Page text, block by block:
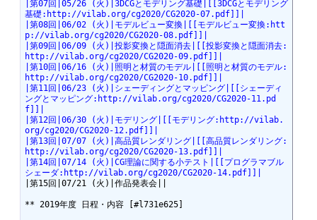
|第07回|05/26 (火)|3DCGとモデリング基礎|[[3DCGとモデリング
基礎:http://vilab.org/cg2020/CG2020-07.pdf]]|
|第08回|06/02 (火)|モデルビュー変換|[[モデルビュー変換:htt
p://vilab.org/cg2020/CG2020-08.pdf]]|
|第09回|06/09 (火)|投影変換と隠面消去|[[投影変換と隠面消去:
http://vilab.org/cg2020/CG2020-09.pdf]]|
|第10回|06/16 (火)|照明と材質のモデル|[[照明と材質のモデル:
http://vilab.org/cg2020/CG2020-10.pdf]]|
|第11回|06/23 (火)|シェーディングとマッピング|[[シェーディ
ングとマッピング:http://vilab.org/cg2020/CG2020-11.pd
f]]|
|第12回|06/30 (火)|モデリング|[[モデリング:http://vilab.
org/cg2020/CG2020-12.pdf]]|
|第13回|07/07 (火)|高品質レンダリング|[[高品質レンダリング:
http://vilab.org/cg2020/CG2020-13.pdf]]|
|第14回|07/14 (火)|CG理論に関する小テスト|[[プログラマブル
シェーダ:http://vilab.org/cg2020/CG2020-14.pdf]]|
|第15回|07/21 (火)|作品発表会||
** 2019年度 日程・内容 [#l731e625]